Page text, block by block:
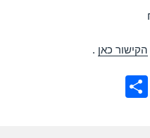
הקישור כאן .
T